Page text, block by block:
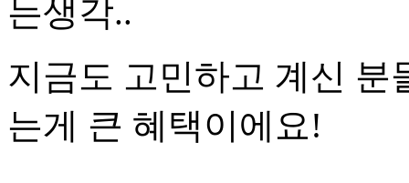
는생각..
지금도 고민하고 계신 분
는게 큰 혜택이에요!